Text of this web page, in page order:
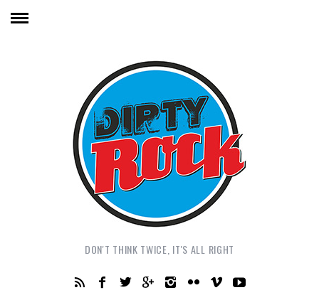
DON'T THINK TWICE, IT'S ALL RIGHT